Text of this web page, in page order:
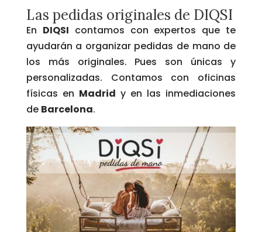
Las pedidas originales de DIQSI
En DIQSI contamos con expertos que te
ayudarán a organizar pedidas de mano de
los más originales. Pues son únicas y
personalizadas. Contamos con oficinas
físicas en Madrid y en las inmediaciones
de Barcelona.